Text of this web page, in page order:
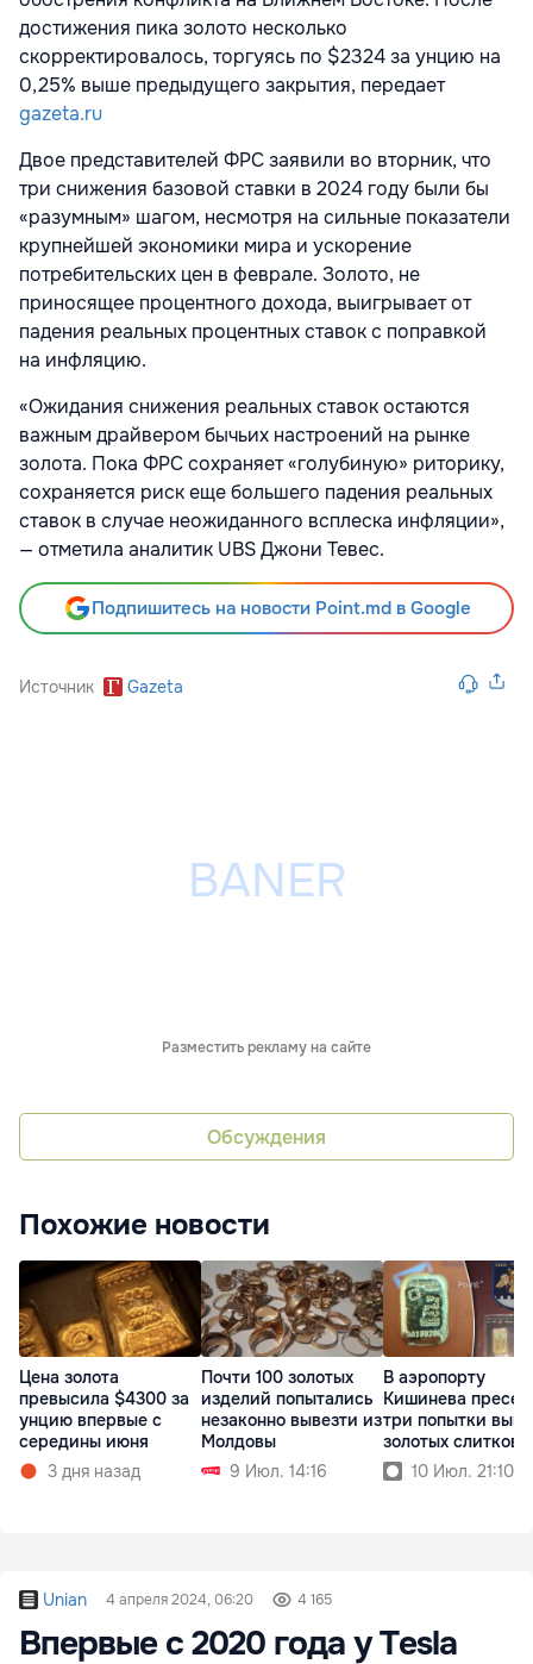
достижения пика золото несколько
скорректировалось, торгуясь по $2324 за унцию на
0,25% выше предыдущего закрытия, передает
gazeta.ru
Двое представителей ФРС заявили во вторник, что
три снижения базовой ставки в 2024 году были бы
«разумным» шагом, несмотря на сильные показатели
крупнейшей экономики мира и ускорение
потребительских цен в феврале. Золото, не
приносящее процентного дохода, выигрывает от
падения реальных процентных ставок с поправкой
на инфляцию.
«Ожидания снижения реальных ставок остаются
важным драйвером бычьих настроений на рынке
золота. Пока ФРС сохраняет «голубиную» риторику,
сохраняется риск еще большего падения реальных
ставок в случае неожиданного всплеска инфляции»,
— отметила аналитик UBS Джони Тевес.
Подпишитесь на новости Point.md в Google
Источник Gazeta
Разместить рекламу на сайте
Обсуждения
Похожие новости
Цена золота
превысила $4300 за
унцию впервые с
середины июня
3 дня назад
Почти 100 золотых
изделий попытались
незаконно вывезти из
Молдовы
9 Июл. 14:16
В аэропорту
Кишинева
три попытки
золотых слитков
10 Июл. 21:10
Unian 4 апреля 2024, 06:20 4 165
Впервые с 2020 года у Tesla